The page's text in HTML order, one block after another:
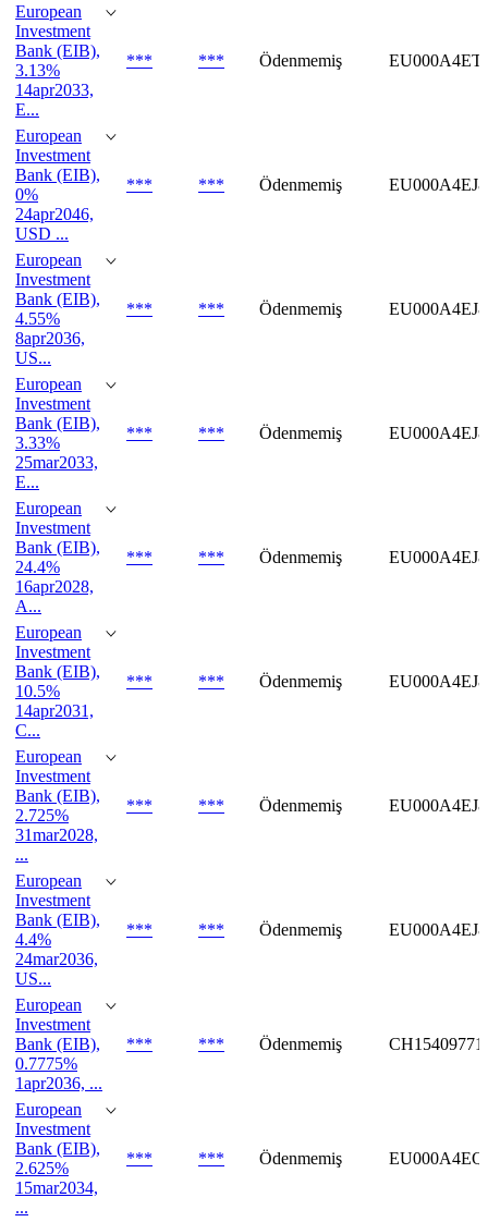
European
Investment
Bank (EIB),
3.13%
14apr2033,
E...
*** *** Ödenmemiş
European
Investment
Bank (EIB),
0%
24apr2046,
USD ...
*** *** Ödenmemiş
European
Investment
Bank (EIB),
4.55%
8apr2036,
US...
*** *** Ödenmemiş
European
Investment
Bank (EIB),
3.33%
25mar2033,
E...
*** *** Ödenmemiş
European
Investment
Bank (EIB),
24.4%
16apr2028,
A...
*** *** Ödenmemiş
European
Investment
Bank (EIB),
10.5%
14apr2031,
C...
*** *** Ödenmemiş
European
Investment
Bank (EIB),
2.725%
31mar2028,
...
*** *** Ödenmemiş
European
Investment
Bank (EIB),
4.4%
24mar2036,
US...
*** *** Ödenmemiş
European
Investment
Bank (EIB),
0.7775%
1apr2036, ...
*** *** Ödenmemiş
European
Investment
Bank (EIB),
2.625%
15mar2034,
...
*** *** Ödenmemiş